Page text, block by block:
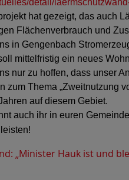
hat gezeigt, das auch
Flächenverbrauch und
in Gengenbach
mittelfristig ein neues
nur zu hoffen, dass unser
zum Thema „Zweitnutzung
auf diesem Gebiet.
auch ihr in euren
„Minister Hauk ist und